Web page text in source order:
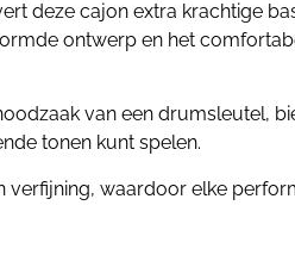
deze cajon extra krachtige
ontwerp en het
van een drumsleutel,
tonen kunt spelen.
verfijning, waardoor elke